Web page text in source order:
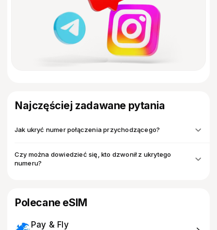
Najczęściej zadawane pytania
Jak ukryć numer połączenia przychodzącego?
Czy można dowiedzieć się, kto dzwonił z ukrytego
numeru?
Polecane eSIM
Pay & Fly